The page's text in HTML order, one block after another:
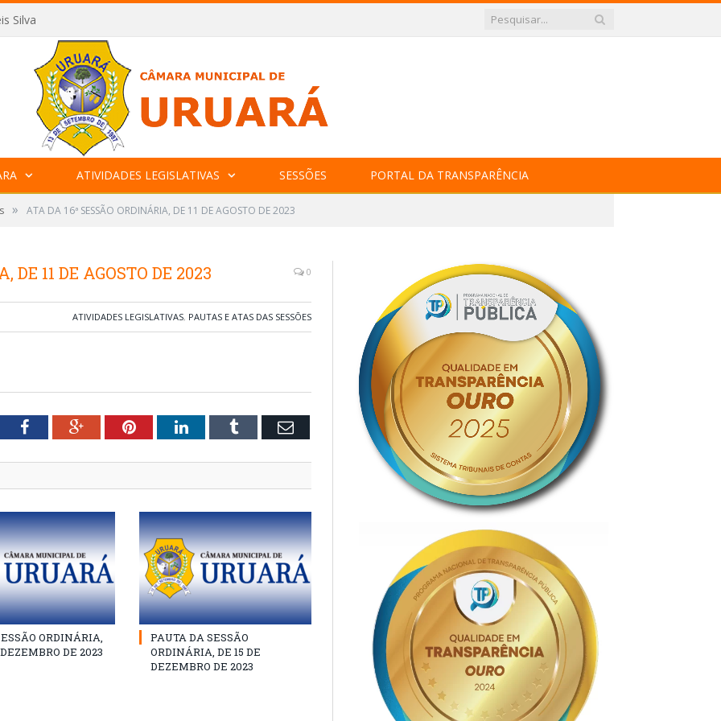
Silva
ATIVIDADES LEGISLATIVAS SESSÕES PORTAL DA TRANSPARÊNCIA
» ATA DA 16ª SESSÃO ORDINÁRIA, DE 11 DE AGOSTO DE 2023
DE 11 DE AGOSTO DE 2023 0
ATIVIDADES LEGISLATIVAS, PAUTAS E ATAS DAS SESSÕES
FacebookGoogle+PinterestLinkedInTumblr Email
ORDINÁRIA,
DE 2023
PAUTA DA SESSÃO
ORDINÁRIA, DE 15 DE
DEZEMBRO DE 2023